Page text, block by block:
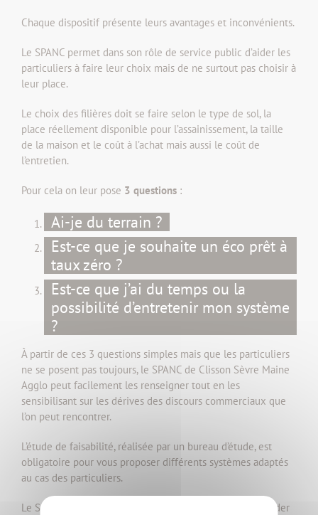
Chaque dispositif présente leurs avantages et inconvénients.
Le SPANC permet dans son rôle de service public d’aider les
particuliers à faire leur choix mais de ne surtout pas choisir à
leur place.
Le choix des filières doit se faire selon le type de sol, la
place réellement disponible pour l’assainissement, la taille
de la maison et le coût à l’achat mais aussi le coût de
l’entretien.
Pour cela on leur pose 3 questions :
Ai-je du terrain ?
Est-ce que je souhaite un éco prêt à
taux zéro ?
Est-ce que j’ai du temps ou la
possibilité d’entretenir mon système
?
À partir de ces 3 questions simples mais que les particuliers
ne se posent pas toujours, le SPANC de Clisson Sèvre Maine
Agglo peut facilement les renseigner tout en les
sensibilisant sur les dérives des discours commerciaux que
l’on peut rencontrer.
L’étude de faisabilité, réalisée par un bureau d’étude, est
obligatoire pour vous proposer différents systèmes adaptés
au cas des particuliers.
Le SPANC reste à votre disposition pour vous aider à valider